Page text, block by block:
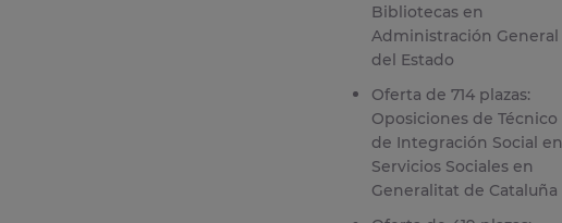
Bibliotecas en
Administración General
del Estado
Oferta de 714 plazas:
Oposiciones de Técnico
de Integración Social en
Servicios Sociales en
Generalitat de Cataluña